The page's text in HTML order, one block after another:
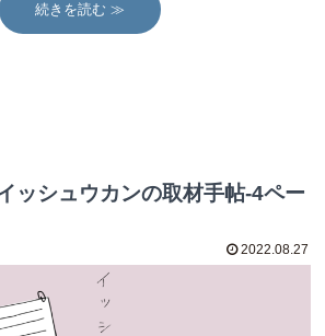
続きを読む ≫
ッシュウカンの取材手帖-4ペー
2022.08.27